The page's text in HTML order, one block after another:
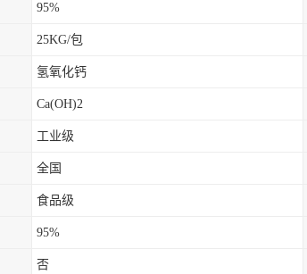
95%
25KG/包
氢氧化钙
Ca(OH)2
工业级
全国
食品级
95%
否